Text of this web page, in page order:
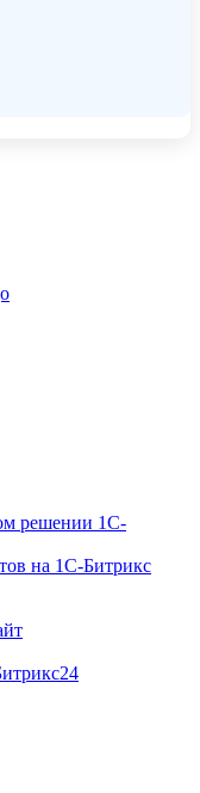
решении 1С-
на 1С-Битрикс